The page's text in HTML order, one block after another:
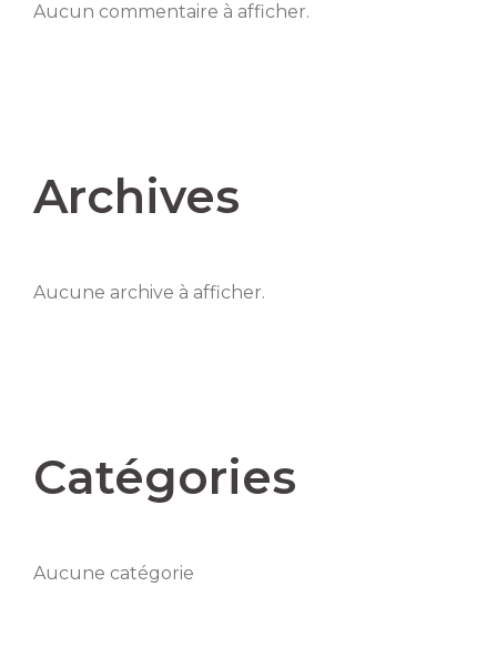
Aucun commentaire à afficher.
Archives
Aucune archive à afficher.
Catégories
Aucune catégorie